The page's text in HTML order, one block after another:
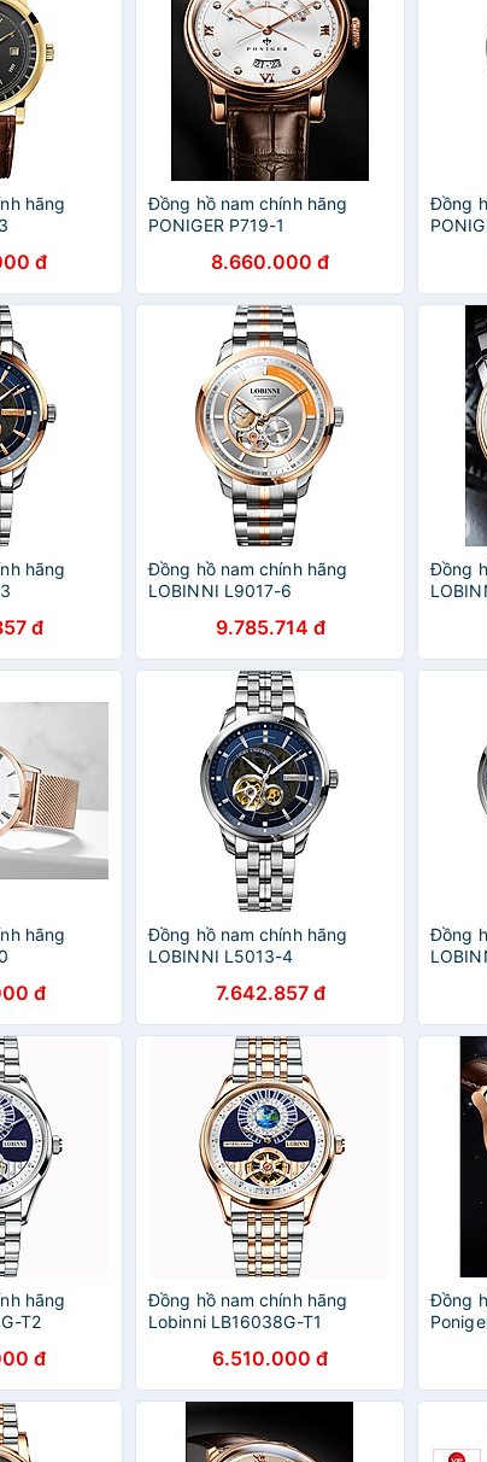
hãng
đ
Đồng hồ nam chính hãng
PONIGER P719-1
8.660.000 đ
Đồng
hãng
đ
Đồng hồ nam chính hãng
LOBINNI L9017-6
9.785.714 đ
Đồng
hãng
đ
Đồng hồ nam chính hãng
LOBINNI L5013-4
7.642.857 đ
Đồng
hãng
T2
đ
Đồng hồ nam chính hãng
Lobinni LB16038G-T1
6.510.000 đ
Đồng